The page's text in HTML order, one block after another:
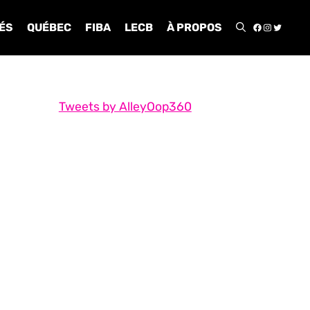
QUÉBEC FIBA LECB À PROPOS
Tweets by AlleyOop360